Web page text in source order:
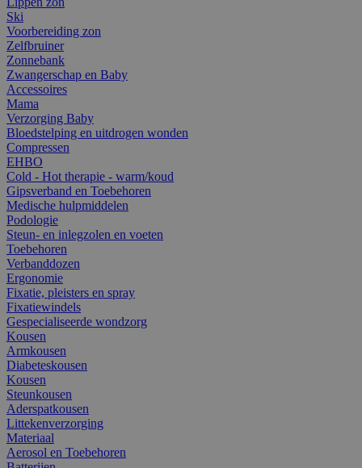
Ski
Voorbereiding zon
Zelfbruiner
Zonnebank
Zwangerschap en Baby
Accessoires
Mama
Verzorging Baby
Bloedstelping en uitdrogen wonden
Compressen
EHBO
Cold - Hot therapie - warm/koud
Gipsverband en Toebehoren
Medische hulpmiddelen
Podologie
Steun- en inlegzolen en voeten
Toebehoren
Verbanddozen
Ergonomie
Fixatie, pleisters en spray
Fixatiewindels
Gespecialiseerde wondzorg
Kousen
Armkousen
Diabeteskousen
Kousen
Steunkousen
Aderspatkousen
Littekenverzorging
Materiaal
Aerosol en Toebehoren